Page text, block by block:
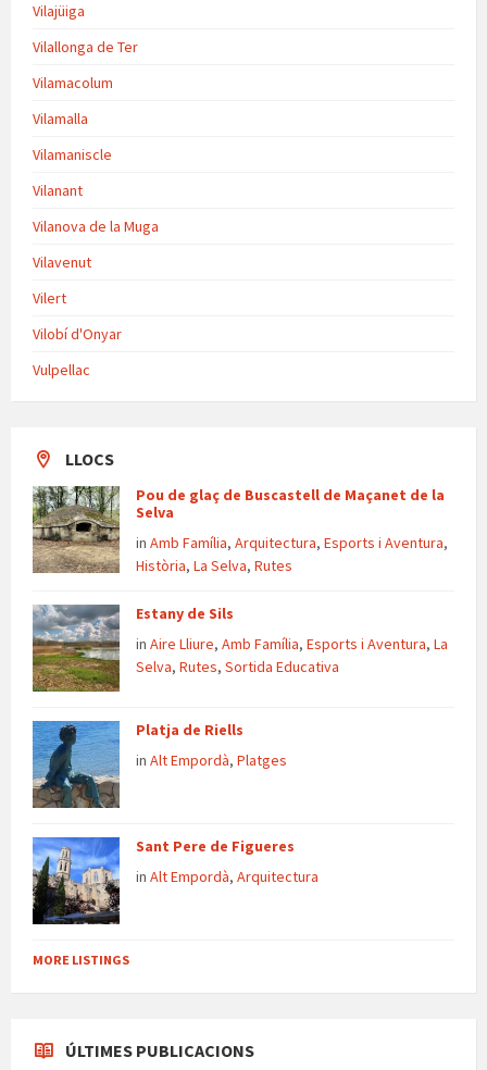
Vilajüiga
Vilallonga de Ter
Vilamacolum
Vilamalla
Vilamaniscle
Vilanant
Vilanova de la Muga
Vilavenut
Vilert
Vilobí d'Onyar
Vulpellac
LLOCS
Pou de glaç de Buscastell de Maçanet de la
Selva
in Amb Família, Arquitectura, Esports i Aventura,
Història, La Selva, Rutes
Estany de Sils
in Aire Lliure, Amb Família, Esports i Aventura, La
Selva, Rutes, Sortida Educativa
Platja de Riells
in Alt Empordà, Platges
Sant Pere de Figueres
in Alt Empordà, Arquitectura
MORE LISTINGS
ÚLTIMES PUBLICACIONS